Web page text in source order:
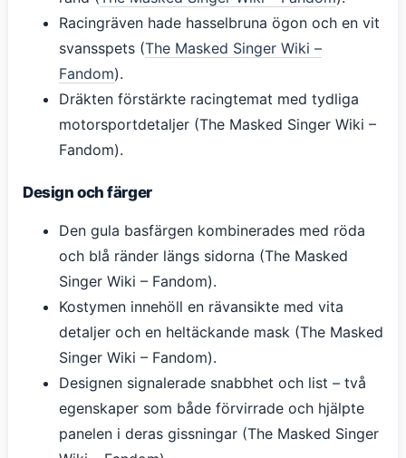
Racingräven hade hasselbruna ögon och en vit
svansspets (The Masked Singer Wiki –
Fandom).
Dräkten förstärkte racingtemat med tydliga
motorsportdetaljer (The Masked Singer Wiki –
Fandom).
Design och färger
Den gula basfärgen kombinerades med röda
och blå ränder längs sidorna (The Masked
Singer Wiki – Fandom).
Kostymen innehöll en rävansikte med vita
detaljer och en heltäckande mask (The Masked
Singer Wiki – Fandom).
Designen signalerade snabbhet och list – två
egenskaper som både förvirrade och hjälpte
panelen i deras gissningar (The Masked Singer